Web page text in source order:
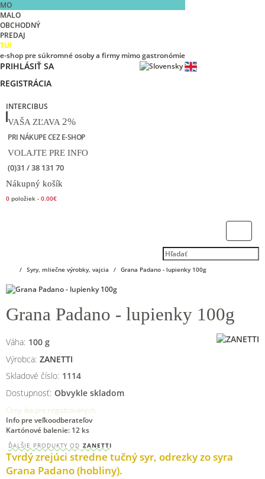
MO
MALO
OBCHODNÝ
PREDAJ
TU!
e-shop pre súkromné osoby a firmy mimo gastronómie
PRIHLÁSIŤ SA
REGISTRÁCIA
INTERCIBUS
VAŠA ZĽAVA 2%
PRI NÁKUPE CEZ E-SHOP
VOLAJTE PRE INFO
(0)31 / 38 131 70
Nákupný košík
0 položiek - 0.00€
Syry, mliečne výrobky, vajcia Grana Padano - lupienky 100g
Grana Padano - lupienky 100g
Váha: 100 g
Výrobca: ZANETTI
Skladové číslo: 1114
Dostupnosť: Obvykle skladom
Ceny iba pre registrovaných
Info pre veľkoodberateľov
Kartónové balenie: 12 ks
ĎALŠIE PRODUKTY OD ZANETTI
Tvrdý zrejúci stredne tučný syr, odrezky zo syra
Grana Padano (hobliny).